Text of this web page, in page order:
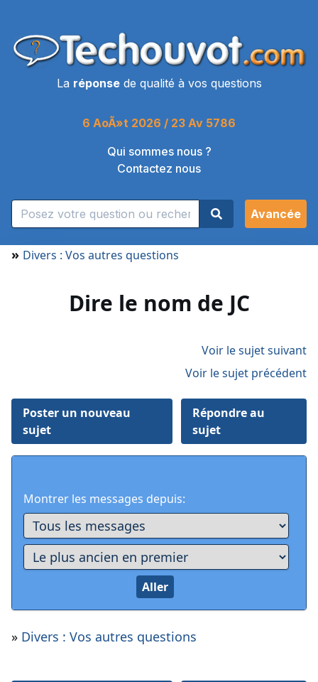
La réponsede qualité à vos questions
6 AoÃ»t 2026 / 23 Av 5786
Qui sommes nous ?
Contactez nous
Avancée
» Divers : Vos autres questions
Dire le nom de JC
Voir le sujet suivant
Voir le sujet précédent
Poster un nouveau
sujet
Répondre au
sujet
Montrer les messages depuis:
» Divers : Vos autres questions